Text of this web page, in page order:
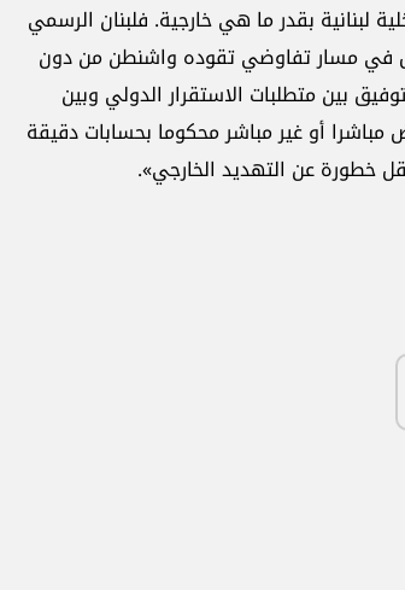
لبنانية بقدر ما هي خارجية. فلبنان الرسمي
في مسار تفاوضي تقوده واشنطن من دون
بين متطلبات الاستقرار الدولي وبين
مباشرا أو غير مباشر محكوما بحسابات دقيقة
خطورة عن التهديد الخارجي».